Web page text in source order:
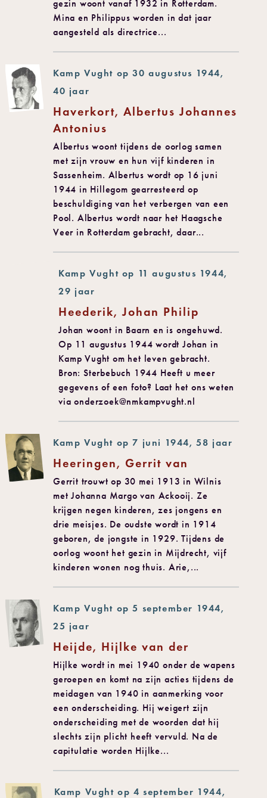
gezin woont vanaf 1932 in Rotterdam.
Mina en Philippus worden in dat jaar
aangesteld als directrice...
Kamp Vught op 30 augustus 1944,
40 jaar
Haverkort, Albertus Johannes
Antonius
Albertus woont tijdens de oorlog samen
met zijn vrouw en hun vijf kinderen in
Sassenheim. Albertus wordt op 16 juni
1944 in Hillegom gearresteerd op
beschuldiging van het verbergen van een
Pool. Albertus wordt naar het Haagsche
Veer in Rotterdam gebracht, daar...
Kamp Vught op 11 augustus 1944,
29 jaar
Heederik, Johan Philip
Johan woont in Baarn en is ongehuwd.
Op 11 augustus 1944 wordt Johan in
Kamp Vught om het leven gebracht.
Bron: Sterbebuch 1944 Heeft u meer
gegevens of een foto? Laat het ons weten
via onderzoek@nmkampvught.nl
Kamp Vught op 7 juni 1944, 58 jaar
Heeringen, Gerrit van
Gerrit trouwt op 30 mei 1913 in Wilnis
met Johanna Margo van Ackooij. Ze
krijgen negen kinderen, zes jongens en
drie meisjes. De oudste wordt in 1914
geboren, de jongste in 1929. Tijdens de
oorlog woont het gezin in Mijdrecht, vijf
kinderen wonen nog thuis. Arie,...
Kamp Vught op 5 september 1944,
25 jaar
Heijde, Hijlke van der
Hijlke wordt in mei 1940 onder de wapens
geroepen en komt na zijn acties tijdens de
meidagen van 1940 in aanmerking voor
een onderscheiding. Hij weigert zijn
onderscheiding met de woorden dat hij
slechts zijn plicht heeft vervuld. Na de
capitulatie worden Hijlke...
Kamp Vught op 4 september 1944,